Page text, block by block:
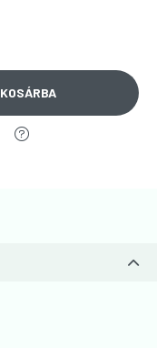
KOSÁRBA